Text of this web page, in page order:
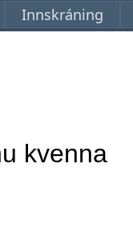
Innskráning